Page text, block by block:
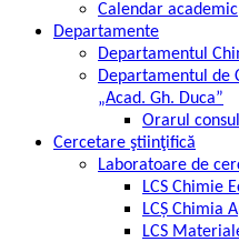
Calendar academic
Departamente
Departamentul
Departamentul de
„Acad. Gh. Duca”
Orarul
Cercetare ştiinţifică
Laboratoare de
LCS Chimie
LCȘ Chimia
LCS